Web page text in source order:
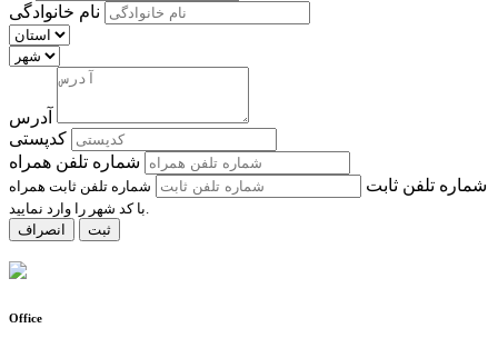
نام خانوادگی
آدرس
کدپستی
شماره تلفن همراه
شماره تلفن ثابت
شماره تلفن ثابت همراه
با کد شهر را وارد نمایید.
انصراف
ثبت
Office